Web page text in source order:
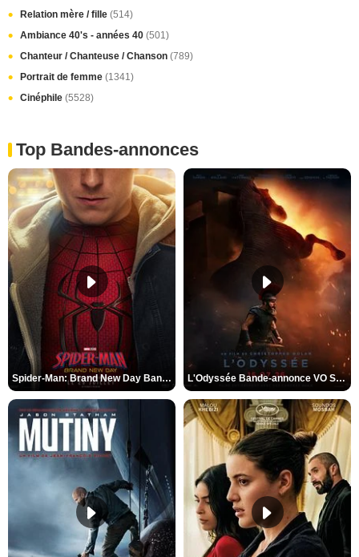
Relation mère / fille (514)
Ambiance 40's - années 40 (501)
Chanteur / Chanteuse / Chanson (789)
Portrait de femme (1341)
Cinéphile (5528)
Top Bandes-annonces
Spider-Man: Brand New Day Bande-annonce VO STFR L'Odyssée Bande-annonce VO STFR